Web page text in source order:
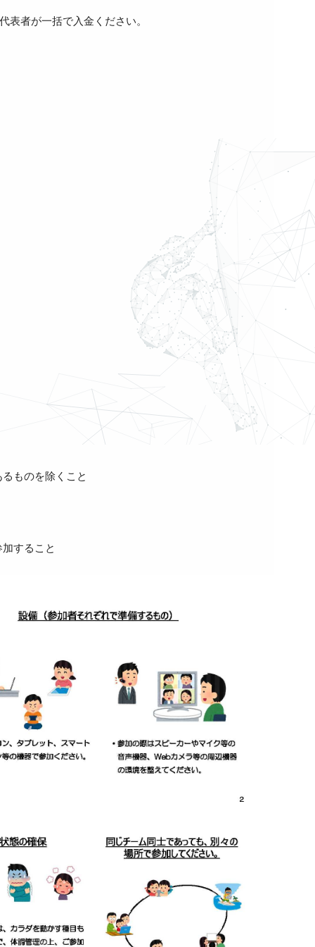
表者が一括で入金ください。
ものを除くこと
すること